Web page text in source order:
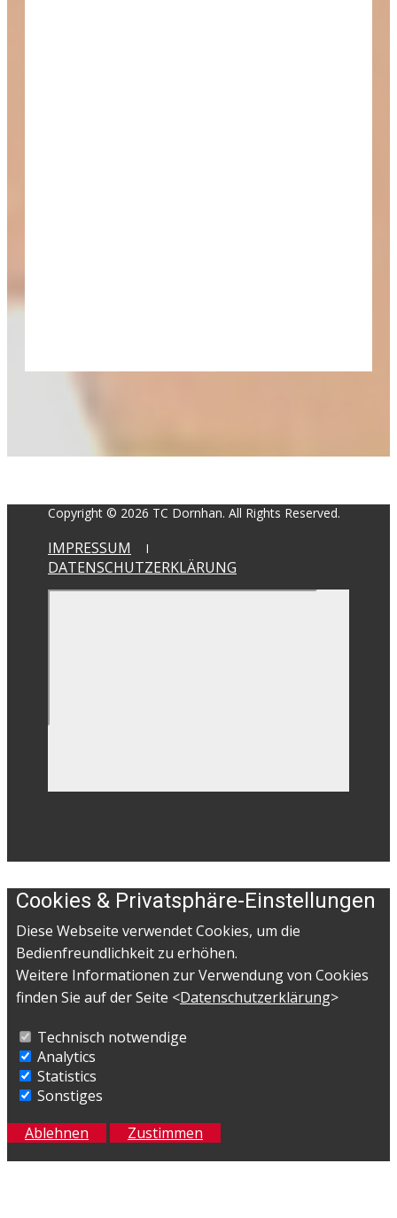
Copyright © 2026 TC Dornhan. All Rights Reserved.
IMPRESSUM Ι
DATENSCHUTZERKLÄRUNG
Cookies & Privatsphäre-Einstellungen
Diese Webseite verwendet Cookies, um die
Bedienfreundlichkeit zu erhöhen.
Weitere Informationen zur Verwendung von Cookies
finden Sie auf der Seite <Datenschutzerklärung>
Technisch notwendige
Analytics
Statistics
Sonstiges
Ablehnen
Zustimmen